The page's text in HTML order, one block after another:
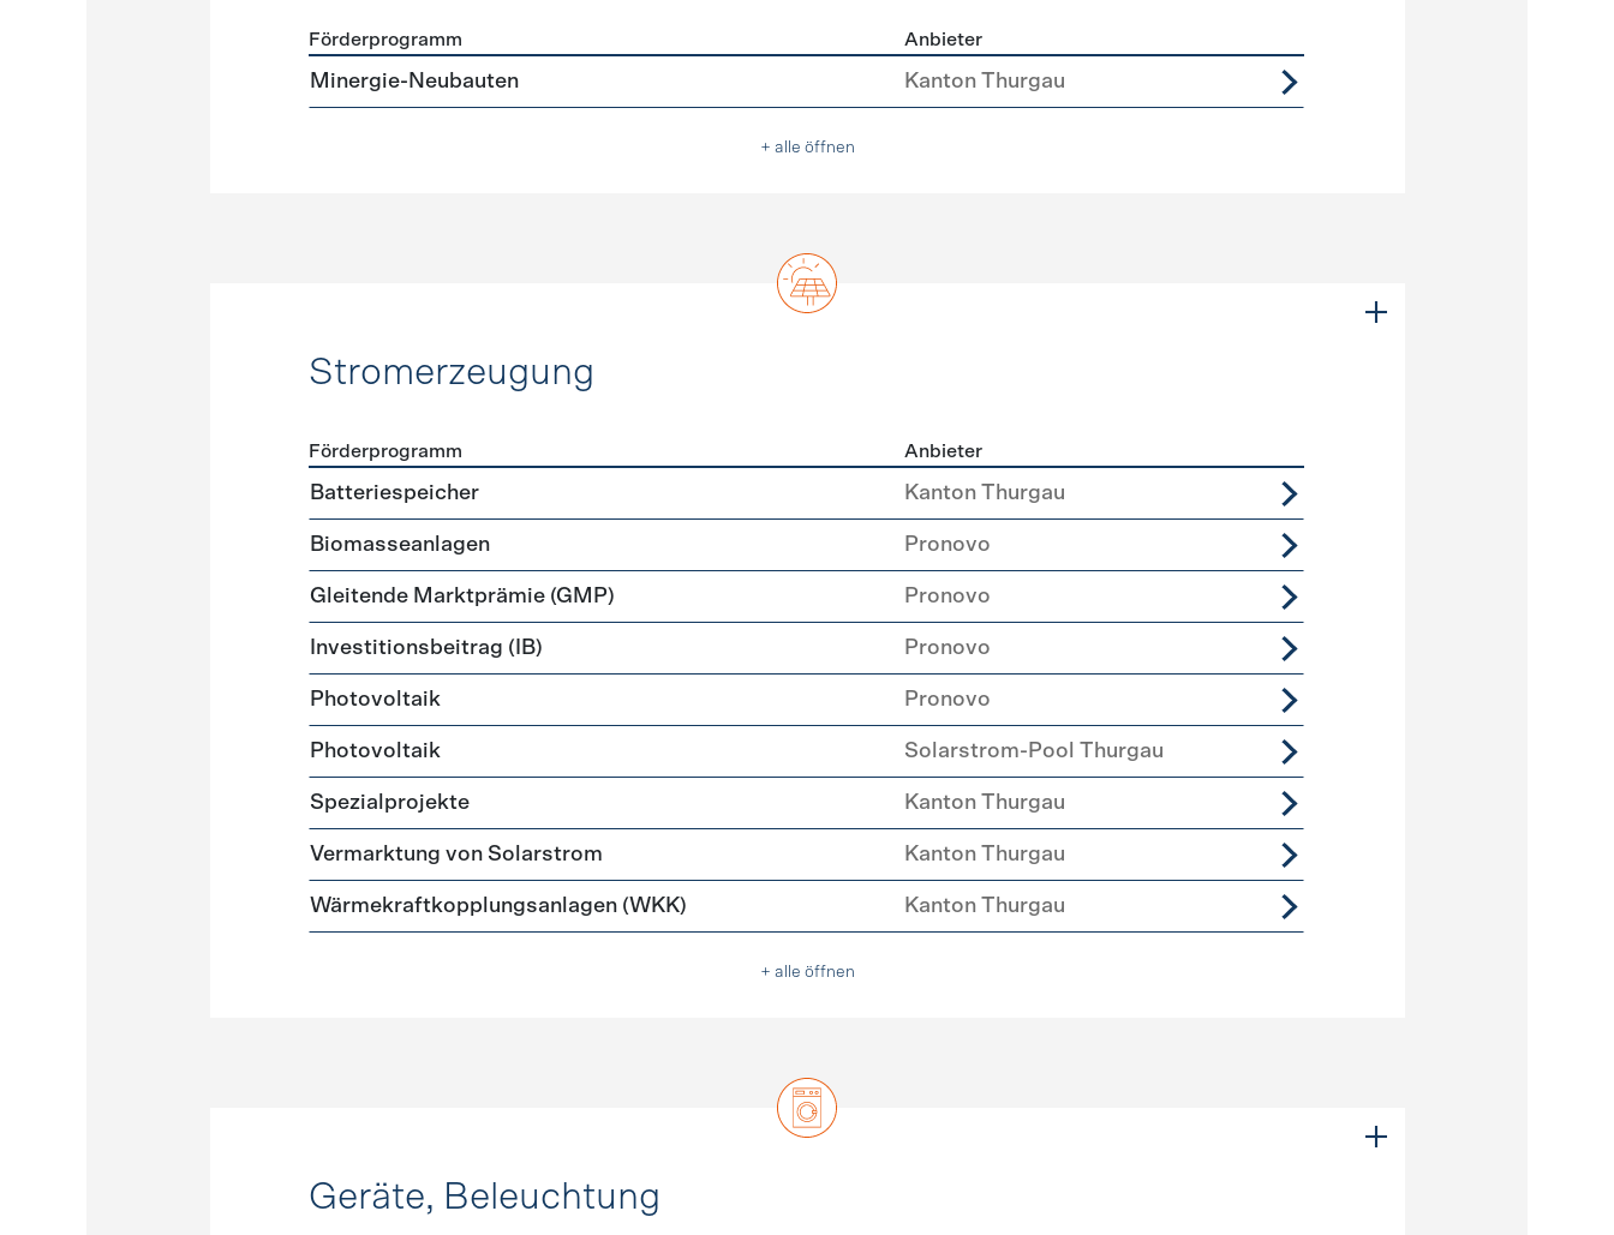
Förderprogramme Neubau
Förderprogramm Anbieter
Minergie-Neubauten Kanton Thurgau
+ alle öffnen
Stromerzeugung
Förderprogramme
Förderprogramm Anbieter
Batteriespeicher Kanton Thurgau
Biomasseanlagen Pronovo
Gleitende Marktprämie (GMP) Pronovo
Investitionsbeitrag (IB) Pronovo
Photovoltaik Pronovo
Photovoltaik Solarstrom-Pool Thurgau
Spezialprojekte Kanton Thurgau
Vermarktung von Solarstrom Kanton Thurgau
Wärmekraftkopplungsanlagen (WKK) Kanton Thurgau
+ alle öffnen
Geräte, Beleuchtung